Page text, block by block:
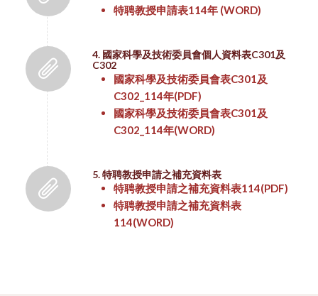
特聘教授申請表114年(WORD)
4. 國家科學及技術委員會個人資料表C301及
C302
國家科學及技術委員會表C301及
C302_114年(PDF)
國家科學及技術委員會表C301及
C302_114年(WORD)
5. 特聘教授申請之補充資料表
特聘教授申請之補充資料表114(PDF)
特聘教授申請之補充資料表
114(WORD)